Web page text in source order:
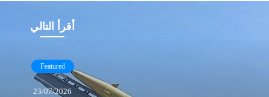
أقرأ التالي
Featured
23/07/2026